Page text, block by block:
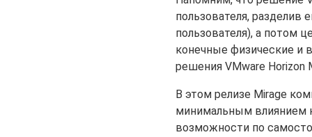
пользователя, разделив
пользователя), а потом
конечные физические и
решения VMware
В этом релизе Mirage
минимальным влиянием
возможности по